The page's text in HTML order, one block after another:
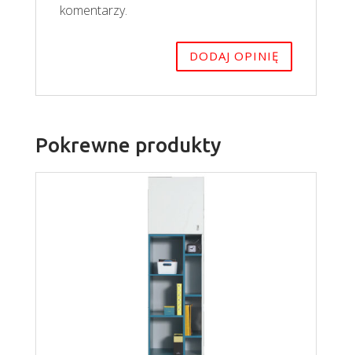
komentarzy.
Pokrewne produkty